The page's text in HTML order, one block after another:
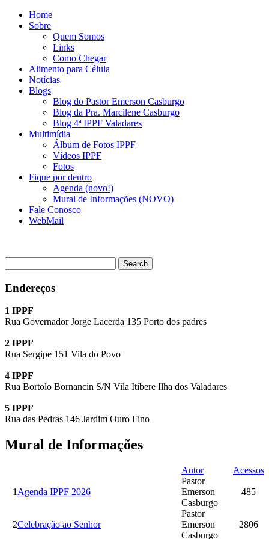
Home
Sobre
Quem Somos
Links
Como Chegar
Alimento para Célula
Notícias
Blogs
Blog do Pastor Emerson Casburgo
Blog da Pra. Marcilene Casburgo
Blog 4ª IPPF Valadares
Multimídia
Álbum de Fotos IPPF
Vídeos IPPF
Fotos
Fique por dentro
Agenda (novo!)
Mural de Informações (NOVO)
Fale Conosco
WebMail
Endereços
1 IPPF
Rua Governador Jorge Lacerda 135 Porto dos padres
2 IPPF
Rua Sergipe 151 Vila do Povo
4 IPPF
Rua Bortolo Bornancin S/N Vila Itibere Ilha dos Valadares
5 IPPF
Rua das Pedras 146 Jardim Ouro Fino
Mural de Informações
Autor Acessos
1 Agenda IPPF 2026
Pastor
Emerson
Casburgo
485
2Celebração ao Senhor
Pastor
Emerson
Casburgo
2806